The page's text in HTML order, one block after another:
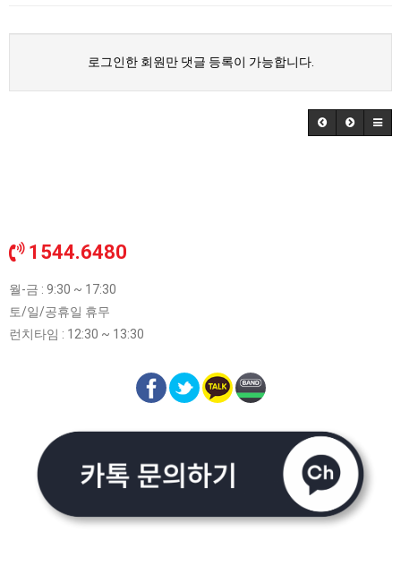
로그인한 회원만 댓글 등록이 가능합니다.
1544.6480
월-금 : 9:30 ~ 17:30
토/일/공휴일 휴무
런치타임 : 12:30 ~ 13:30